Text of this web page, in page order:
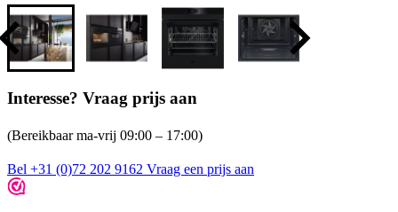
Interesse? Vraag prijs aan
(Bereikbaar ma-vrij 09:00 – 17:00)
Bel +31 (0)72 202 9162 Vraag een prijs aan